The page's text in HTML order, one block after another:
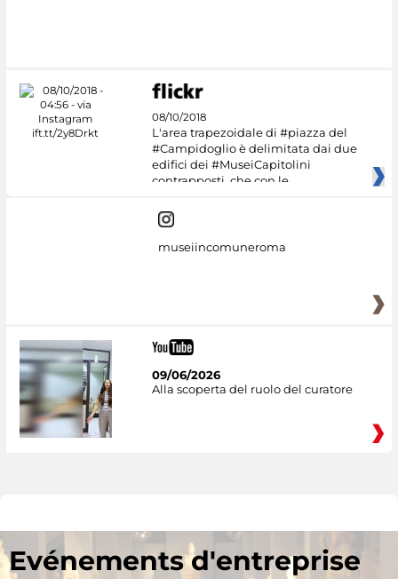
08/10/2018
L'area trapezoidale di #piazza del
#Campidoglio è delimitata dai due
edifici dei #MuseiCapitolini
contrapposti, che con le
museiincomuneroma
09/06/2026
Alla scoperta del ruolo del curatore
Evénements d'entreprise